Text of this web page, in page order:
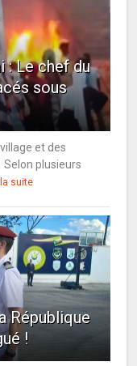
: Le chef du
sous
et des
plusieurs
suite
République
!